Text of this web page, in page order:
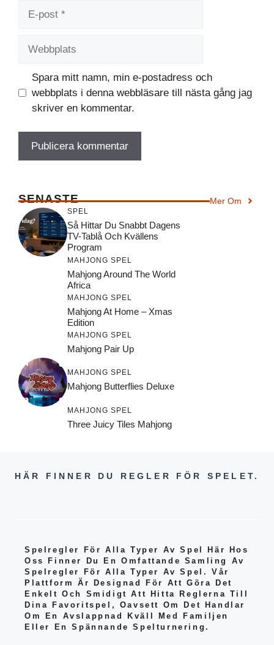
Spara mitt namn, min e-postadress och
webbplats i denna webbläsare till nästa gång jag
skriver en kommentar.
SENASTE Mer Om
SPEL
Så Hittar Du Snabbt Dagens
TV-Tablå Och Kvällens
Program
MAHJONG SPEL
Mahjong Around The World
Africa
MAHJONG SPEL
Mahjong At Home – Xmas
Edition
MAHJONG SPEL
Mahjong Pair Up
MAHJONG SPEL
Mahjong Butterflies Deluxe
MAHJONG SPEL
Three Juicy Tiles Mahjong
HÄR FINNER DU REGLER FÖR SPELET.
Spelregler För Alla Typer Av Spel Här Hos
Oss Finner Du En Omfattande Samling Av
Spelregler För Alla Typer Av Spel. Vår
Plattform Är Designad För Att Göra Det
Enkelt Och Smidigt Att Hitta Reglerna Till
Dina Favoritspel, Oavsett Om Det Handlar
Om En Avslappnad Kväll Med Familjen
Eller En Spännande Spelturnering.